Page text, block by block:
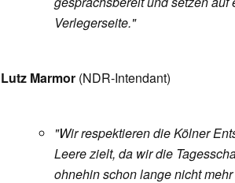
Verlegerseite."
Lutz Marmor (NDR-Intendant)
"Wir respektieren die Kölner
Leere zielt, da wir die
ohnehin schon lange nicht